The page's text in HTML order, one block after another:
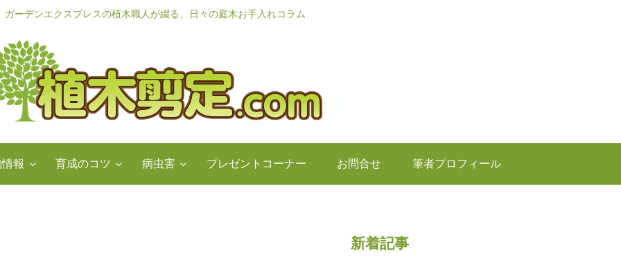
ガーデンエクスプレスの植木職人が綴る、日々の庭木お手入れコラム
報 育成のコツ 病虫害 プレゼントコーナー お問合せ 筆者プロフィール
新着記事